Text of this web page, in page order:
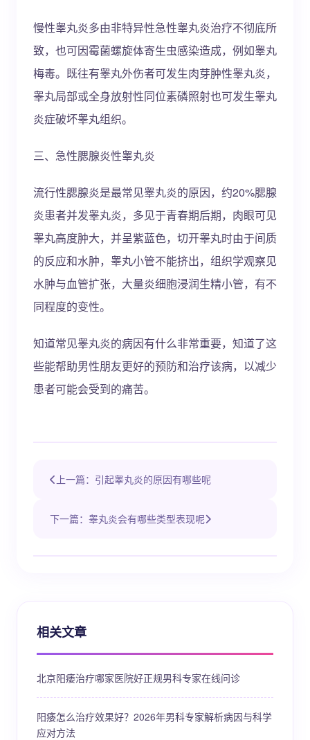
慢性睾丸炎多由非特异性急性睾丸炎治疗不彻底所
致，也可因霉菌螺旋体寄生虫感染造成，例如睾丸
梅毒。既往有睾丸外伤者可发生肉芽肿性睾丸炎，
睾丸局部或全身放射性同位素磷照射也可发生睾丸
炎症破坏睾丸组织。
三、急性腮腺炎性睾丸炎
流行性腮腺炎是最常见睾丸炎的原因，约20%腮腺
炎患者并发睾丸炎，多见于青春期后期，肉眼可见
睾丸高度肿大，并呈紫蓝色，切开睾丸时由于间质
的反应和水肿，睾丸小管不能挤出，组织学观察见
水肿与血管扩张，大量炎细胞浸润生精小管，有不
同程度的变性。
知道常见睾丸炎的病因有什么非常重要，知道了这
些能帮助男性朋友更好的预防和治疗该病，以减少
患者可能会受到的痛苦。
上一篇：引起睾丸炎的原因有哪些呢
下一篇：睾丸炎会有哪些类型表现呢
相关文章
北京阳痿治疗哪家医院好正规男科专家在线问诊
阳痿怎么治疗效果好？2026年男科专家解析病因与科学
应对方法